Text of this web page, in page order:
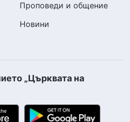
Проповеди и общение
Новини
„Църквата на